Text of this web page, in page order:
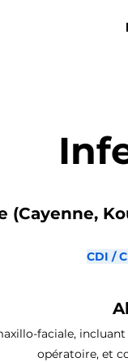
(Cayenne,
CDI /
faciale,
opératoire, et